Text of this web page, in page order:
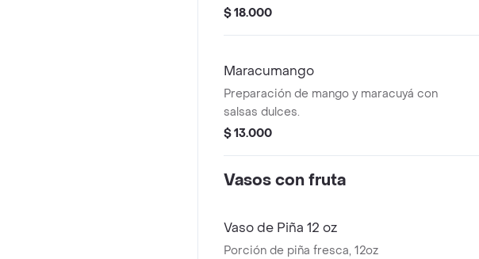
ligero.
$ 18.000
Maracumango
Preparación de mango y maracuyá con
salsas dulces.
$ 13.000
Vasos con fruta
Vaso de Piña 12 oz
Porción de piña fresca, 12oz